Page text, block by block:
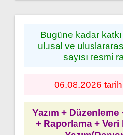
Bugüne kadar katkı
ulusal ve
sayısı resmi
06.08.2026
Yazım + Düzenleme
+ Raporlama + Veri